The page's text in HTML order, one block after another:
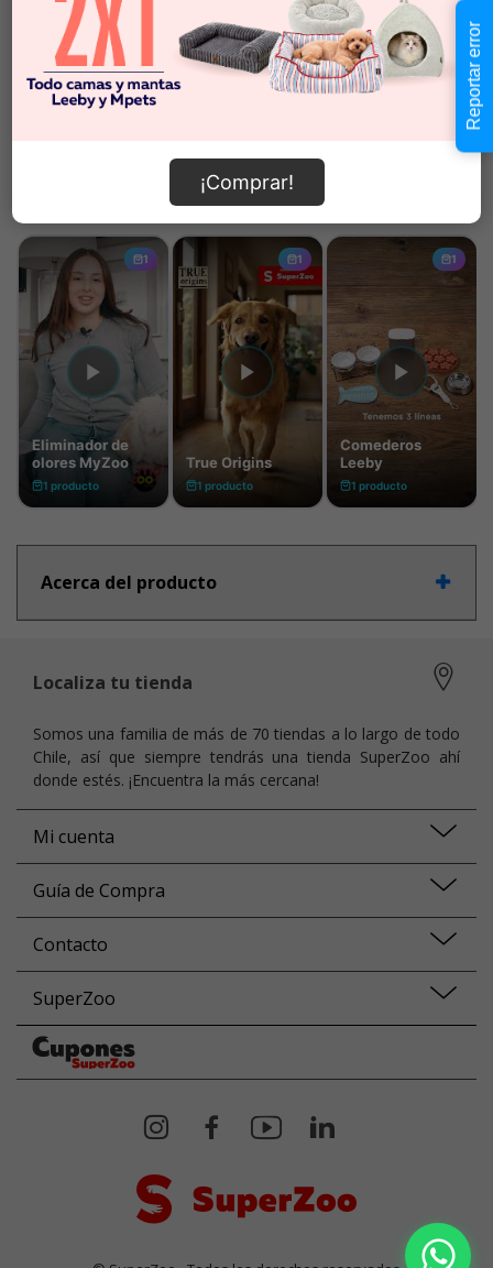
Añadir al carrito
Información de envío
Acerca del producto
¡Comprar!
Localiza tu tienda
Somos una familia de más de 70 tiendas a lo largo de todo
Chile, así que siempre tendrás una tienda SuperZoo ahí
donde estés. ¡Encuentra la más cercana!
Mi cuenta
Guía de Compra
Contacto
SuperZoo
Reportar error